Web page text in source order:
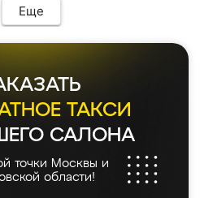
на свое место без
Качеством осталась
так, как и ожидала.
Еще
ТАКСИ
САЛОНА
точки Москвы и
области!